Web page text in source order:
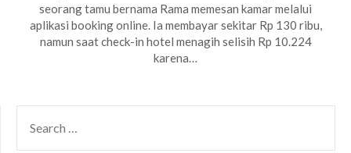
seorang tamu bernama Rama memesan kamar melalui
aplikasi booking online. Ia membayar sekitar Rp 130 ribu,
namun saat check-in hotel menagih selisih Rp 10.224
karena…
FOR: